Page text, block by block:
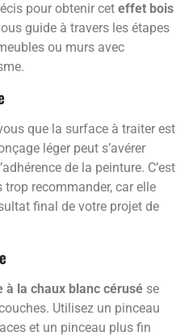
pour obtenir cet effet bois
guide à travers les étapes
ou murs avec
que la surface à traiter est
léger peut s’avérer
de la peinture. C’est
trop recommander, car elle
final de votre projet de
à la chaux blanc cérusé se
Utilisez un pinceau
et un pinceau plus fin